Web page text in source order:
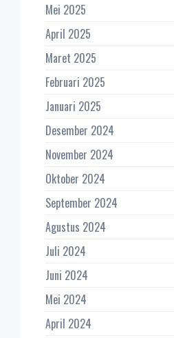
Mei 2025
April 2025
Maret 2025
Februari 2025
Januari 2025
Desember 2024
November 2024
Oktober 2024
September 2024
Agustus 2024
Juli 2024
Juni 2024
Mei 2024
April 2024